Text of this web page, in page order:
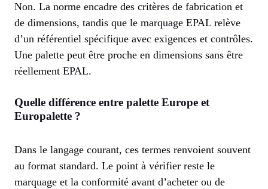
Non. La norme encadre des critères de fabrication et
de dimensions, tandis que le marquage EPAL relève
d’un référentiel spécifique avec exigences et contrôles.
Une palette peut être proche en dimensions sans être
réellement EPAL.
Quelle différence entre palette Europe et
Europalette ?
Dans le langage courant, ces termes renvoient souvent
au format standard. Le point à vérifier reste le
marquage et la conformité avant d’acheter ou de